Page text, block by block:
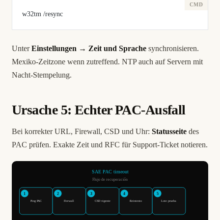
w32tm /resync
UnterEinstellungen → Zeit und Sprache synchronisieren.
Mexiko-Zeitzone wenn zutreffend. NTP auch auf Servern mit
Nacht-Stempelung.
Ursache 5: Echter PAC-Ausfall
Bei korrekter URL, Firewall, CSD und Uhr: Statusseite des
PAC prüfen. Exakte Zeit und RFC für Support-Ticket notieren.